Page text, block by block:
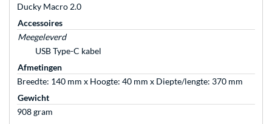
Ducky Macro 2.0
Accessoires
Meegeleverd
USB Type-C kabel
Afmetingen
Breedte: 140 mm x Hoogte: 40 mm x Diepte/lengte: 370 mm
Gewicht
908 gram